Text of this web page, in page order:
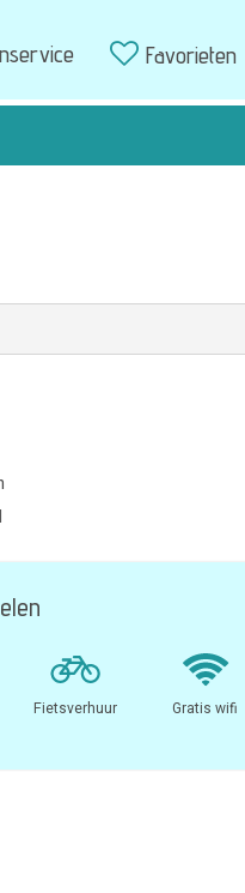
Favorieten
Fietsverhuur Gratis wifi